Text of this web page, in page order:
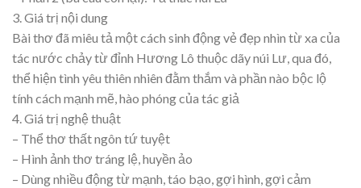
3. Giá trị nội dung
Bài thơ đã miêu tả một cách sinh động vẻ đẹp nhìn từ xa của
tác nước chảy từ đỉnh Hương Lô thuộc dãy núi Lư, qua đó,
thể hiện tình yêu thiên nhiên đằm thắm và phần nào bộc lộ
tính cách mạnh mẽ, hào phóng của tác giả
4. Giá trị nghệ thuật
– Thể thơ thất ngôn tứ tuyệt
– Hình ảnh thơ tráng lệ, huyền ảo
– Dùng nhiều động từ mạnh, táo bạo, gợi hình, gợi cảm